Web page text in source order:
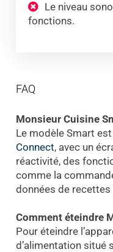
Le niveau
fonctions.
FAQ
Monsieur Cuisine
Le modèle Smart
Connect, avec un
réactivité, des
comme la
données de recettes
Comment éteindre
Pour éteindre
d’alimentation situé